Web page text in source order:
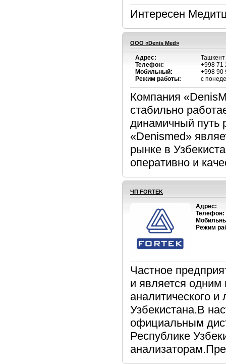
Интересен
ОOO «Denis Med»
Адрес:
Телефон:
Мобильный:
Режим работы:
+998 71
+998 90
с
Компания
стабильно
динамичный путь
«Denismed»
рынке в
оперативно и
ЧП FORTEK
Адрес:
Телефон:
Режим
Частное
и является одним
аналитического
Узбекистана.В
официальным
Республике